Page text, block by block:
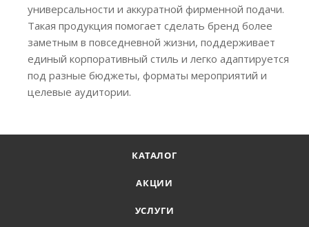
универсальности и аккуратной фирменной подачи.
Такая продукция помогает сделать бренд более
заметным в повседневной жизни, поддерживает
единый корпоративный стиль и легко адаптируется
под разные бюджеты, форматы мероприятий и
целевые аудитории.
КАТАЛОГ
АКЦИИ
УСЛУГИ